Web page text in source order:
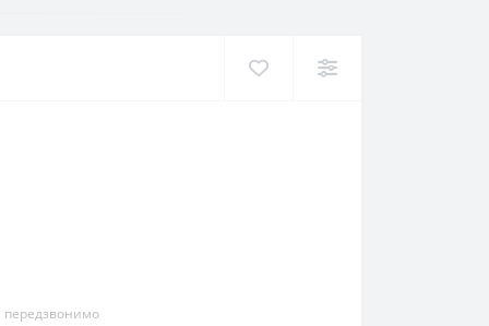
передзвонимо